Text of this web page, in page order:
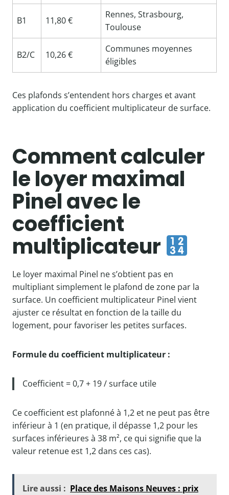
B1 11,80 €
Rennes, Strasbourg,
Toulouse
B2/C 10,26 €
Communes moyennes
éligibles
Ces plafonds s’entendent hors charges et avant
application du coefficient multiplicateur de surface.
Comment calculer
le loyer maximal
Pinel avec le
coefficient
multiplicateur
Le loyer maximal Pinel ne s’obtient pas en
multipliant simplement le plafond de zone par la
surface. Un coefficient multiplicateur Pinel vient
ajuster ce résultat en fonction de la taille du
logement, pour favoriser les petites surfaces.
Formule du coefficient multiplicateur :
Coefficient = 0,7 + 19 / surface utile
Ce coefficient est plafonné à 1,2 et ne peut pas être
inférieur à 1 (en pratique, il dépasse 1,2 pour les
surfaces inférieures à 38 m², ce qui signifie que la
valeur retenue est 1,2 dans ces cas).
Lire aussi : Place des Maisons Neuves : prix